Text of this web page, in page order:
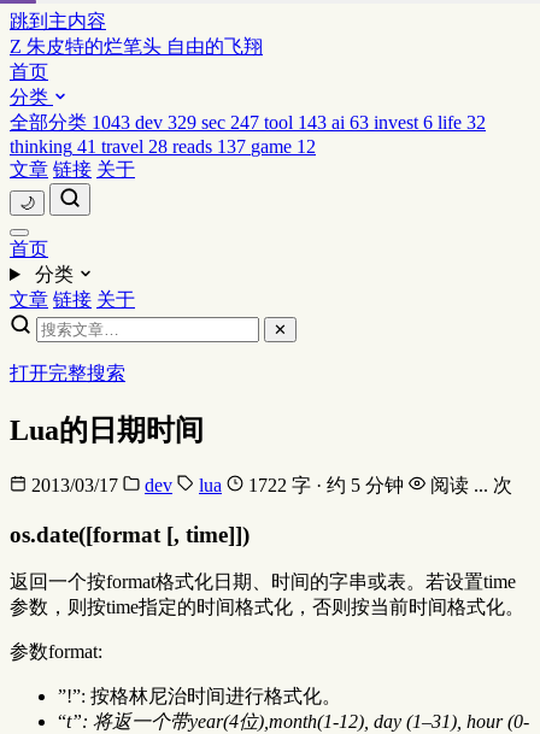
跳到主内容
Z 朱皮特的烂笔头 自由的飞翔
首页
分类
全部分类 1043 dev 329 sec 247 tool 143 ai 63 invest 6 life 32
thinking 41 travel 28 reads 137 game 12
文章 链接 关于
🌙
首页
分类
文章 链接 关于
✕
打开完整搜索
Lua的日期时间
2013/03/17 dev lua 1722 字 · 约 5 分钟 阅读 ... 次
os.date([format [, time]])
返回一个按format格式化日期、时间的字串或表。若设置time
参数，则按time指定的时间格式化，否则按当前时间格式化。
参数format:
”!”: 按格林尼治时间进行格式化。
“t”: 将返一个带year(4位),month(1-12), day (1–31), hour (0-